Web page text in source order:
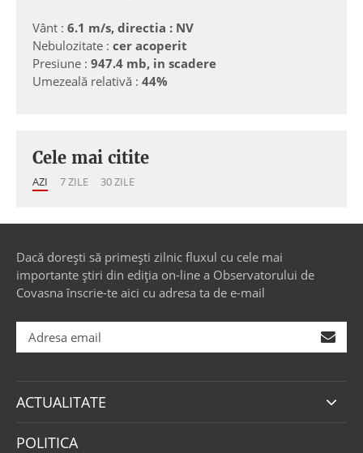
Vânt : 6.1 m/s, directia : NV
Nebulozitate : cer acoperit
Presiune : 947.4 mb, in scadere
Umezeală relativă : 44%
Cele mai citite
AZI 7 ZILE 30 ZILE
Dacă dorești să primești zilnic fluxul cu cele mai
importante știri din ediția on-line a Observatorului de
Covasna înscrie-te aici cu adresa ta de e-mail
ACTUALITATE
POLITICA